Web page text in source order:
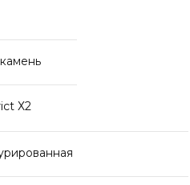
Х2